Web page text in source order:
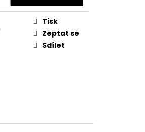
Tisk
Zeptat se
Sdílet